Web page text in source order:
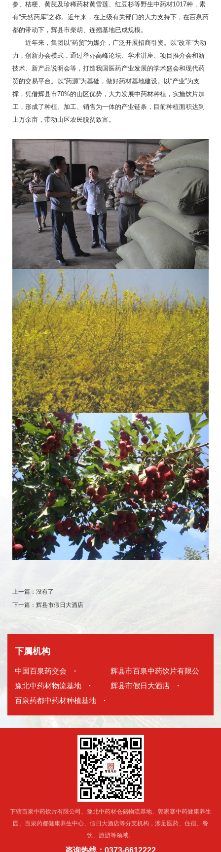
参、桔梗、黄芪及珍稀药材黄雪莲、红豆杉等野生中药材1017种，素
有“天然药库”之称。近年来，在上级有关部门的大力支持下，在百泉药
都的带动下，辉县市柴胡、连翘基地已成规模。
近年来，集团以“药贸”为媒介，广泛开展招商引资。以“改革”为动
力，创新办会模式，通过举办高峰论坛、学术讲座、项目推介会和新
技术、新产品说明会等，打造我国医药产业发展的学术盛会和现代药
贸的交易平台。以“药源”为基础，做好药材基地建设。以“产业”为支
撑，凭借辉县市70%的山区优势，大力发展中药材种植，实施饮片加
工，形成了种植、加工、销售为一体的产业链条，目前种植面积达到
上万余亩，带动山区农民脱贫致富。
上一篇： 没有了
下一篇： 辉县市假日大酒店
下属机构
中国百泉药交会 ·
辉县市百泉中药饮片有限公
司
·
豫北中药材物流基地 · 辉县市假日大酒店
·
百泉药都中药材种植基地
·
下辖百泉中药饮片有限公司、豫北中药材仓储物流基地、郭家寨中药健康养生
园、百泉药都健康养生中心、假日大酒店等分支机构，涉足医药、住宿、餐
饮、旅游等领域。
咨询热线：0373-6612222